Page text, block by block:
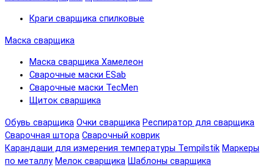
Краги сварщика спилковые
Маска сварщика
Маска сварщика Хамелеон
Сварочные маски ESab
Сварочные маски TecMen
Щиток сварщика
Обувь сварщика Очки сварщика Респиратор для сварщика
Сварочная штора Сварочный коврик
Карандаши для измерения температуры Tempilstik Маркеры
по металлу Мелок сварщика Шаблоны сварщика